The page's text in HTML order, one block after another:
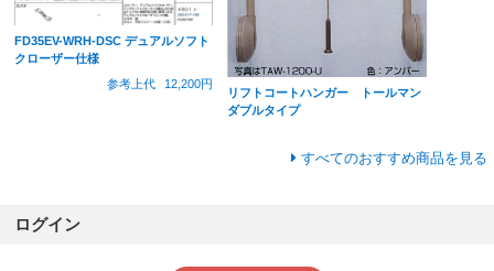
FD35EV-WRH-DSC デュアルソフト
クローザー仕様
参考上代
12,200円
リフトコートハンガー トールマン
ダブルタイプ
すべてのおすすめ商品を見る
ログイン